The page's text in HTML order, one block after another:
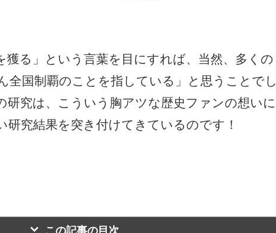
獲る」という言葉を目にすれば、当然、多くの
全国制覇のことを指している」と思うことでし
研究は、こういう胸アツな歴史ファンの想いに
研究結果を突き付けてきているのです！
この記事の目次